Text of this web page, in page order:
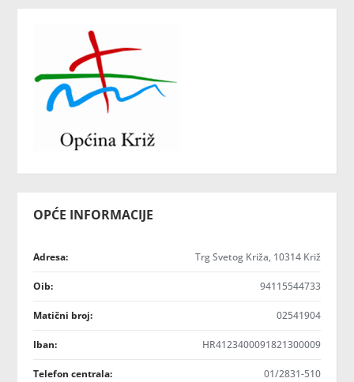
OPĆE INFORMACIJE
Adresa: Trg Svetog Križa, 10314 Križ
Oib: 94115544733
Matični broj: 02541904
Iban: HR4123400091821300009
Telefon centrala: 01/2831-510